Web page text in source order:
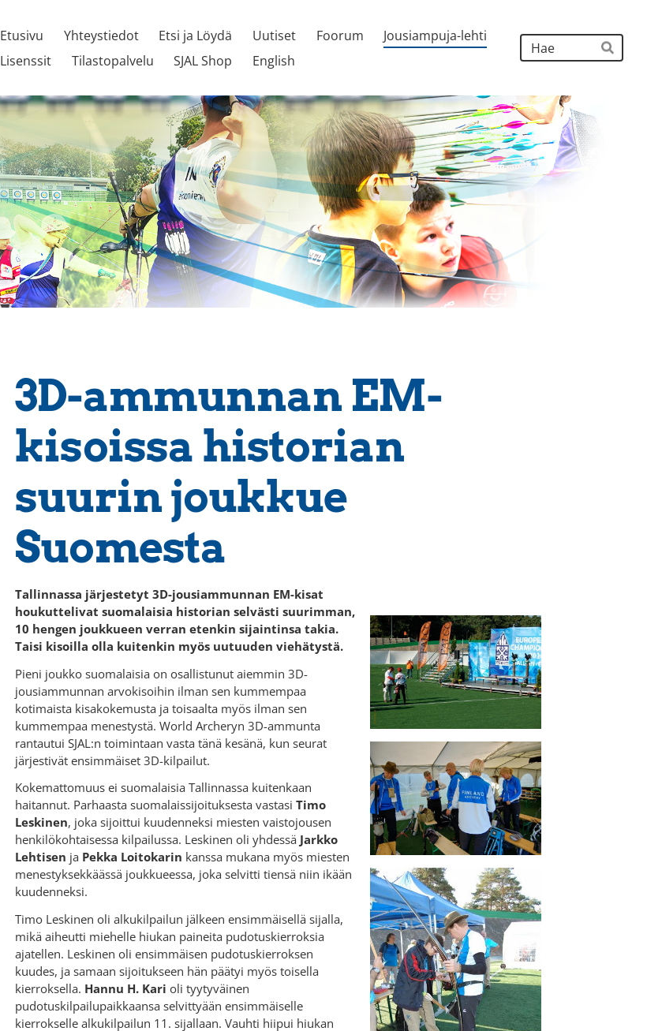
Etusivu Yhteystiedot Etsi ja Löydä Uutiset Foorum
Jousiampuja-lehti
Lisenssit
Tilastopalvelu SJAL Shop English Hae
3D-ammunnan EM-
kisoissa historian
suurin joukkue
Suomesta
Tallinnassa järjestetyt 3D-jousiammunnan EM-kisat
houkuttelivat suomalaisia historian selvästi suurimman,
10 hengen joukkueen verran etenkin sijaintinsa takia.
Taisi kisoilla olla kuitenkin myös uutuuden viehätystä.
Pieni joukko suomalaisia on osallistunut aiemmin 3D-
jousiammunnan arvokisoihin ilman sen kummempaa
kotimaista kisakokemusta ja toisaalta myös ilman sen
kummempaa menestystä. World Archeryn 3D-ammunta
rantautui SJAL:n toimintaan vasta tänä kesänä, kun seurat
järjestivät ensimmäiset 3D-kilpailut.
Kokemattomuus ei suomalaisia Tallinnassa kuitenkaan
haitannut. Parhaasta suomalaissijoituksesta vastasi Timo
Leskinen, joka sijoittui kuudenneksi miesten vaistojousen
henkilökohtaisessa kilpailussa. Leskinen oli yhdessä Jarkko
Lehtisen ja Pekka Loitokarin kanssa mukana myös miesten
menestyksekkäässä joukkueessa, joka selvitti tiensä niin ikään
kuudenneksi.
Timo Leskinen oli alkukilpailun jälkeen ensimmäisellä sijalla,
mikä aiheutti miehelle hiukan paineita pudotuskierroksia
ajatellen. Leskinen oli ensimmäisen pudotuskierroksen
kuudes, ja samaan sijoitukseen hän päätyi myös toisella
kierroksella. Hannu H. Kari oli tyytyväinen
pudotuskilpailupaikkaansa selvittyään ensimmäiselle
kierrokselle alkukilpailun 11. sijallaan. Vauhti hiipui hiukan